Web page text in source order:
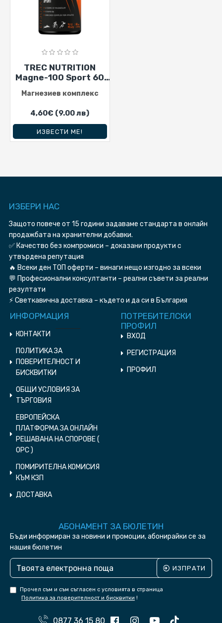
TREC NUTRITION
Magne-100 Sport 60
Магнезиев комплекс
4,60€ (9.00 лв)
ИЗВЕСТИ МЕ!
ИЗБЕРИ HAC
Защото повече от 15 години задаваме стандарта в онлайн
продажбата на хранителни добавки.
✅ Качество без компромиси – доказани продукти с
утвърдена репутация
🔥 Всеки ден ТОП оферти – винаги нещо изгодно за всеки
💬 Професионални консултанти – реални съвети за реални
резултати
⚡ Светкавична доставка – където и да си в България
ИНФОРМАЦИЯ
КОНТАКТИ
ПОЛИТИКА ЗА
ПОВЕРИТЕЛНОСТ И
БИСКВИТКИ
ОБЩИ УСЛОВИЯ ЗА
ТЪРГОВИЯ
ЕВРОПЕЙСКА
ПЛАТФОРМА ЗА ОНЛАЙН
РЕШАВАНА НА СПОРОВЕ (
ОPC )
ПОМИРИТЕЛНА КОМИСИЯ
КЪМ КЗП
ДОСТАВКА
ПОТРЕБИТЕЛСКИ
ПРОФИЛ
ВХОД
РЕГИСТРАЦИЯ
ПРОФИЛ
АБОНАМЕНТ ЗА БЮЛЕТИН
Бъди информиран за новини и промоции, абонирайки се за
нашия бюлетин
ИЗПРАТИ
Прочел съм и съм съгласен с условията в страница
Политика за поверителност и бисквитки !
0877 36 15 80